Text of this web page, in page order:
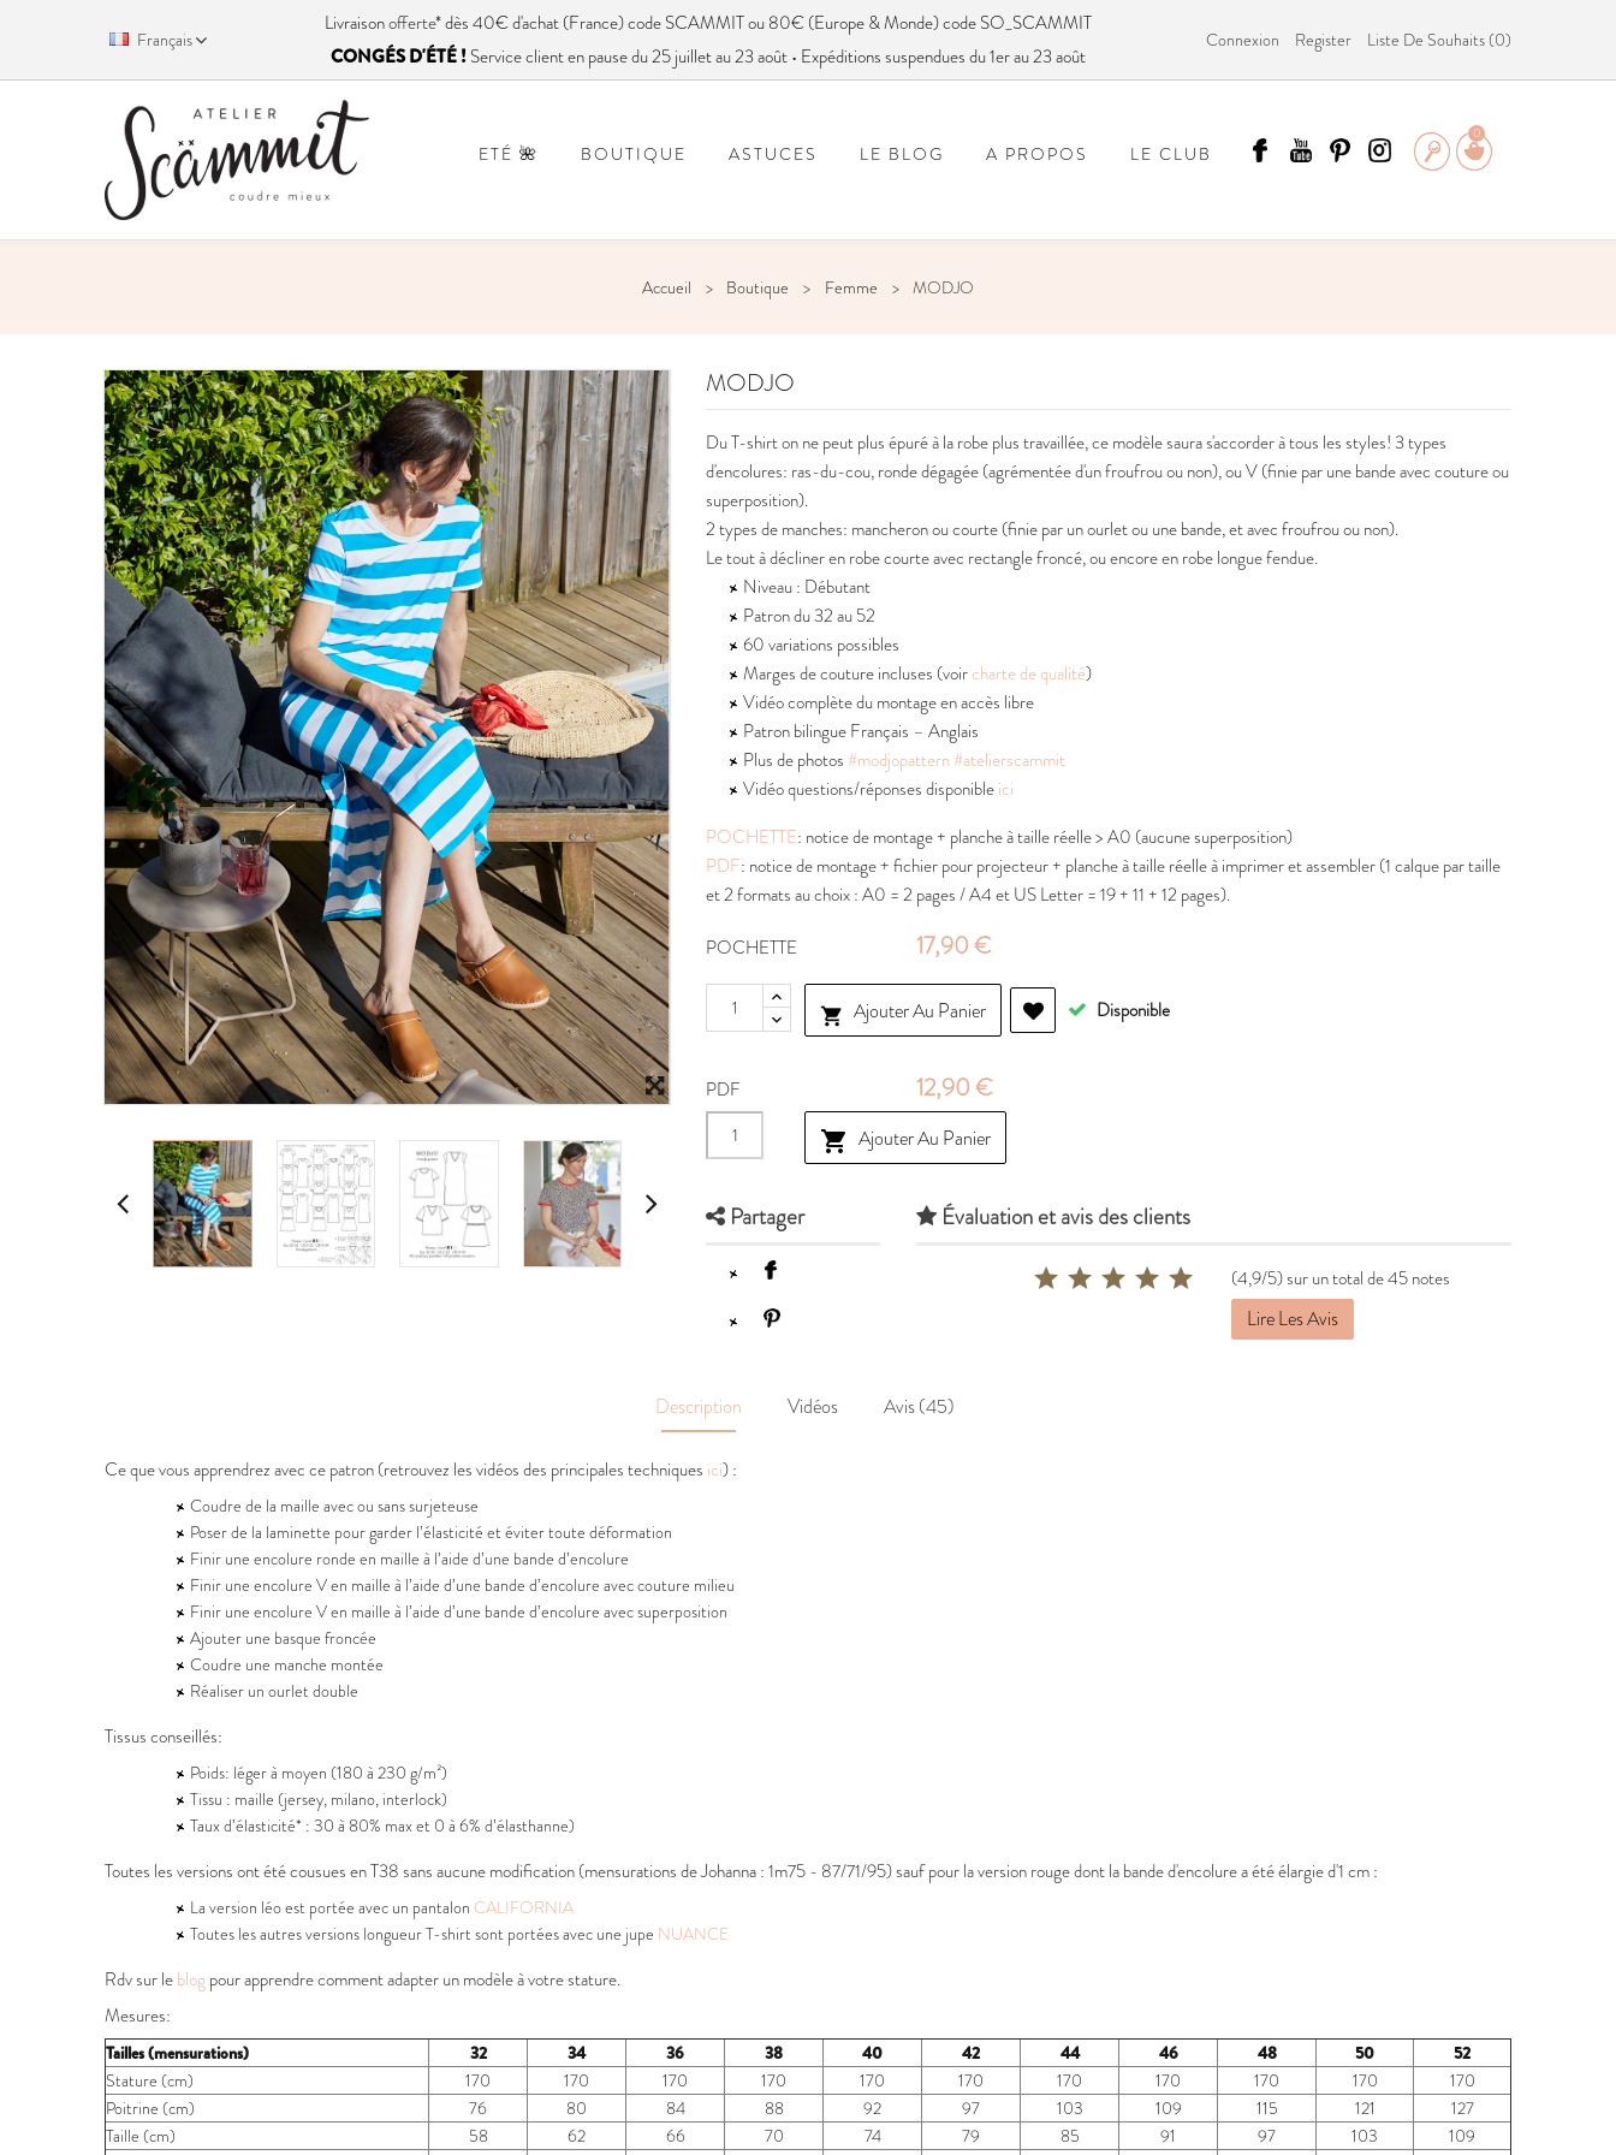
Français
Livraisonofferte* dès 40€ d'achat (France) code SCAMMIT ou 80€ (Europe & Monde) code SO_SCAMMIT
CONGÉS D'ÉTÉ ! Service client en pause du 25 juillet au 23 août • Expéditions suspendues du 1er au 23 août
Connexion Register Liste De Souhaits (0)
0
ETÉ 🌺 BOUTIQUE ASTUCES LE BLOG A PROPOS LE CLUB
Accueil Boutique Femme MODJO
MODJO
Du T-shirt on ne peut plus épuré à la robe plus travaillée, ce modèle saura s'accorder à tous les styles! 3 types
d'encolures: ras-du-cou, ronde dégagée (agrémentée d'un froufrou ou non), ou V (finie par une bande avec couture ou
superposition).
2 types de manches: mancheron ou courte (finie par un ourlet ou une bande, et avec froufrou ou non).
Le tout à décliner en robe courte avec rectangle froncé, ou encore en robe longue fendue.
Niveau : Débutant
Patron du 32 au 52
60 variations possibles
Marges de couture incluses (voircharte de qualité)
Vidéo complète du montage en accès libre
Patron bilingue Français – Anglais
Plus de photos #modjopattern#atelierscammit
Vidéo questions/réponses disponibleici
POCHETTE: notice de montage + planche à taille réelle > A0 (aucune superposition)
PDF: notice de montage + fichier pour projecteur + planche à taille réelle à imprimer et assembler (1 calque par taille
et 2 formats au choix : A0 = 2 pages / A4 et US Letter = 19 + 11 + 12 pages).
POCHETTE
17,90 €
 Ajouter Au Panier Disponible
PDF 12,90 €
 Ajouter Au Panier
Partager Évaluation et avis des clients
(4,9/5) sur un total de 45 notes
Lire Les Avis
Description Vidéos Avis (45)
Ce que vous apprendrez avec ce patron (retrouvez les vidéos des principales techniques ici) :
Coudre de la maille avec ou sans surjeteuse
Poser de la laminette pour garder l’élasticité et éviter toute déformation
Finir une encolure ronde en maille à l’aide d’une bande d’encolure
Finir une encolure V en maille à l’aide d’une bande d’encolure avec couture milieu
Finir une encolure V en maille à l’aide d’une bande d’encolure avec superposition
Ajouter une basque froncée
Coudre une manche montée
Réaliser un ourlet double
Tissus conseillés:
Poids: léger à moyen (180 à 230 g/m²)
Tissu : maille (jersey, milano, interlock)
Taux d’élasticité* : 30 à 80% max et 0 à 6% d’élasthanne)
Toutes les versions ont été cousues en T38 sans aucune modification (mensurations de Johanna : 1m75 - 87/71/95) sauf pour la version rouge dont la bande d'encolure a été élargie d'1 cm :
La version léo est portée avec un pantalon CALIFORNIA
Toutes les autres versions longueur T-shirt sont portées avec une jupe NUANCE
Rdv sur leblog pour apprendre comment adapter un modèle à votre stature.
Mesures:
Tailles (mensurations) 32 34 36 38 40 42 44 46 48 50
52
Stature (cm)
170 170 170 170 170 170 170 170 170 170
170
Poitrine (cm)
76 80 84 88 92 97 103 109 115 121
127
Taille (cm)
58 62 66 70 74 79 85 91 97 103
109